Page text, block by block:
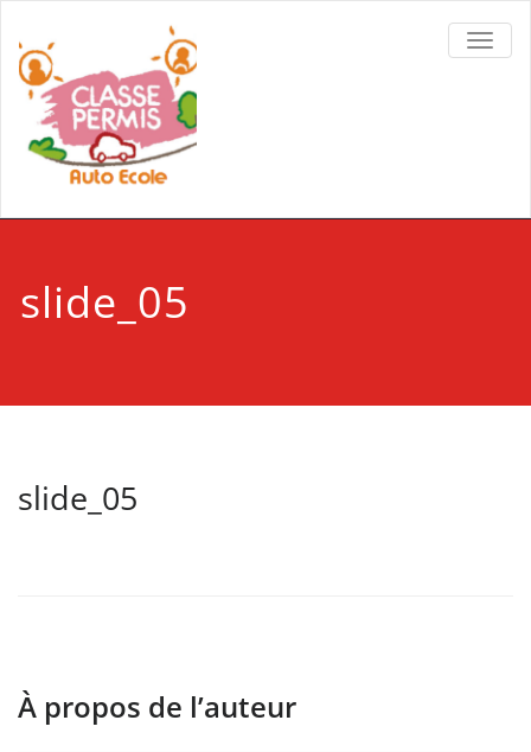
slide_05
slide_05
À propos de l’auteur